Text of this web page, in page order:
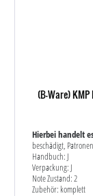
(B-Ware)
Hierbei handelt
beschädigt,
Handbuch: J
Verpackung: J
Note Zustand: 2
Zubehör: komplett